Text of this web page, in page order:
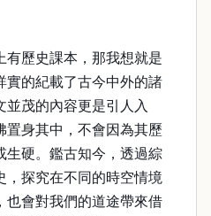
歷史課本，那我想就是
實的紀載了古今中外的諸
並茂的內容更是引人入
置身其中，不會因為其歷
生硬。鑑古知今，透過綜
，探究在不同的時空情境
也會對我們的道途帶來借